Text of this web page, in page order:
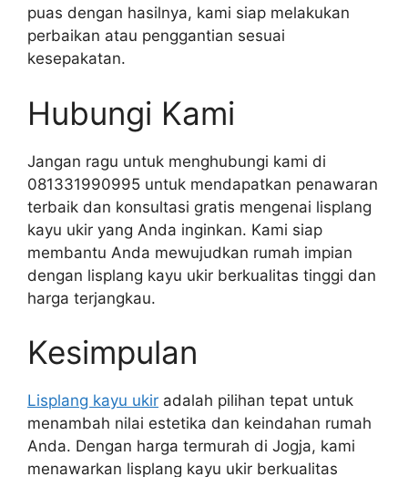
puas dengan hasilnya, kami siap melakukan
perbaikan atau penggantian sesuai
kesepakatan.
Hubungi Kami
Jangan ragu untuk menghubungi kami di
081331990995 untuk mendapatkan penawaran
terbaik dan konsultasi gratis mengenai lisplang
kayu ukir yang Anda inginkan. Kami siap
membantu Anda mewujudkan rumah impian
dengan lisplang kayu ukir berkualitas tinggi dan
harga terjangkau.
Kesimpulan
Lisplang kayu ukir adalah pilihan tepat untuk
menambah nilai estetika dan keindahan rumah
Anda. Dengan harga termurah di Jogja, kami
menawarkan lisplang kayu ukir berkualitas